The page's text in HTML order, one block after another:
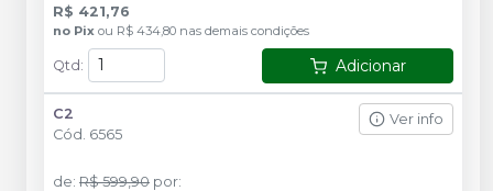
R$ 421,76
no Pix ou R$ 434,80 nas demais condições
Qtd : Adicionar
C2
Cód. 6565
Ver info
de: R$ 599,90 por: